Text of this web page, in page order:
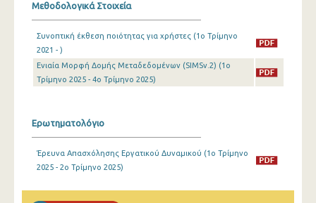
3o Τρίμηνο 2023
2o Τρίμηνο 2023
4o Τρίμηνο 2022
2o Τρίμηνο 2022
1o Τρίμηνο 2022
Μεθοδολογικά Στοιχεία
Συνοπτική έκθεση ποιότητας για χρήστες (1o Τρίμηνο
2021 - )
Ενιαία Μορφή Δομής Μεταδεδομένων (SIMSv.2) (1o
Τρίμηνο 2025 - 4o Τρίμηνο 2025)
Ερωτηματολόγιο
Έρευνα Απασχόλησης Εργατικού Δυναμικού (1o Τρίμηνο
2025 - 2o Τρίμηνο 2025)